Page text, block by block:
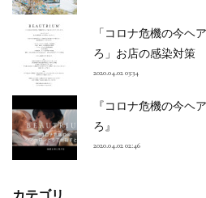
「コロナ危機の今ヘ
ろ」お店の感染対策
2020.04.02 03:34
『コロナ危機の今ヘ
ろ』
2020.04.02 02:46